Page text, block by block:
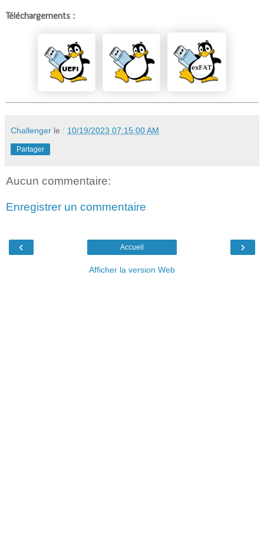
Téléchargements :
Challenger le : 10/19/2023 07:15:00 AM
Partager
Aucun commentaire:
Enregistrer un commentaire
‹ ›
Accueil
Afficher la version Web